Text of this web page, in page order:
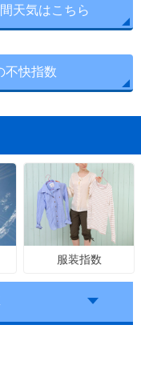
天気はこちら
不快指数
服装指数